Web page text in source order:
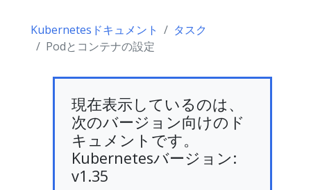
Kubernetesドキュメント
タスク
Podとコンテナの設定
現在表示しているのは、
次のバージョン向けのド
キュメントです。
Kubernetesバージョン:
v1.35